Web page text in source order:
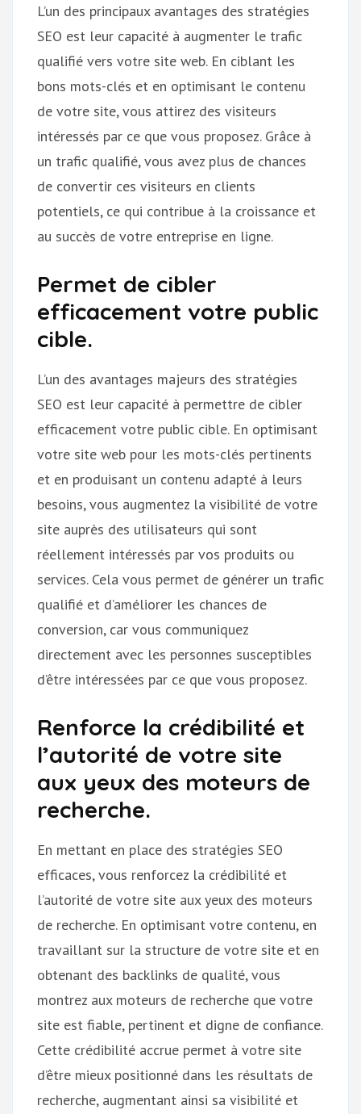
L’un des principaux avantages des stratégies
SEO est leur capacité à augmenter le trafic
qualifié vers votre site web. En ciblant les
bons mots-clés et en optimisant le contenu
de votre site, vous attirez des visiteurs
intéressés par ce que vous proposez. Grâce à
un trafic qualifié, vous avez plus de chances
de convertir ces visiteurs en clients
potentiels, ce qui contribue à la croissance et
au succès de votre entreprise en ligne.
Permet de cibler
efficacement votre public
cible.
L’un des avantages majeurs des stratégies
SEO est leur capacité à permettre de cibler
efficacement votre public cible. En optimisant
votre site web pour les mots-clés pertinents
et en produisant un contenu adapté à leurs
besoins, vous augmentez la visibilité de votre
site auprès des utilisateurs qui sont
réellement intéressés par vos produits ou
services. Cela vous permet de générer un trafic
qualifié et d’améliorer les chances de
conversion, car vous communiquez
directement avec les personnes susceptibles
d’être intéressées par ce que vous proposez.
Renforce la crédibilité et
l’autorité de votre site
aux yeux des moteurs de
recherche.
En mettant en place des stratégies SEO
efficaces, vous renforcez la crédibilité et
l’autorité de votre site aux yeux des moteurs
de recherche. En optimisant votre contenu, en
travaillant sur la structure de votre site et en
obtenant des backlinks de qualité, vous
montrez aux moteurs de recherche que votre
site est fiable, pertinent et digne de confiance.
Cette crédibilité accrue permet à votre site
d’être mieux positionné dans les résultats de
recherche, augmentant ainsi sa visibilité et